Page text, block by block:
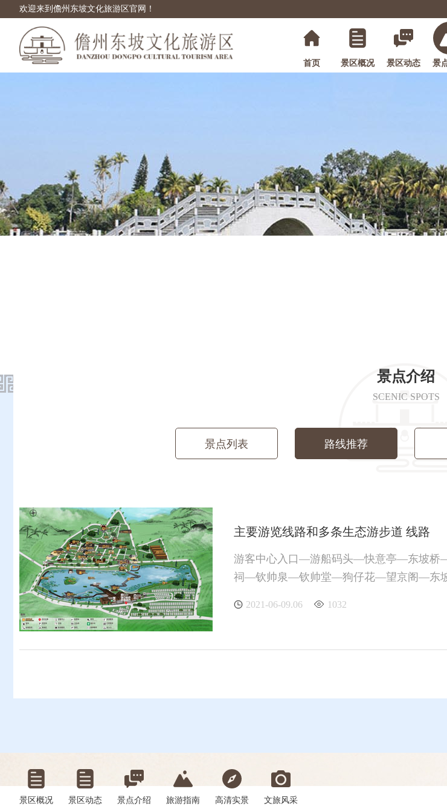
欢迎来到儋州东坡文化旅游区官网！
首页 景区概况 景区动态 景
景点介绍
SCENIC SPOTS
景点列表 路线推荐
主要游览线路和多条生态游步道 线路
游客中心入口—游船码头—快意亭—东坡
祠—钦帅泉—钦帅堂—狗仔花—望京阁—东
2021-06-09.06 1032
景区概况 景区动态 景点介绍 旅游指南 高清实景 文旅风采